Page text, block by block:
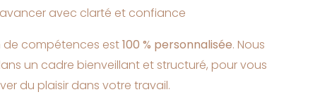
avec clarté et confiance
de compétences est100 % personnalisée. Nous
un cadre bienveillant et structuré, pour vous
du plaisir dans votre travail.